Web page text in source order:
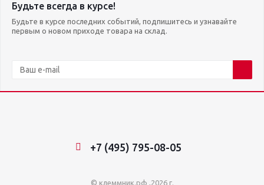
Будьте всегда в курсе!
Будьте в курсе последних событий, подпишитесь и узнавайте
первым о новом приходе товара на склад.
+7 (495) 795-08-05
© клеммник.рф ,2026 г.